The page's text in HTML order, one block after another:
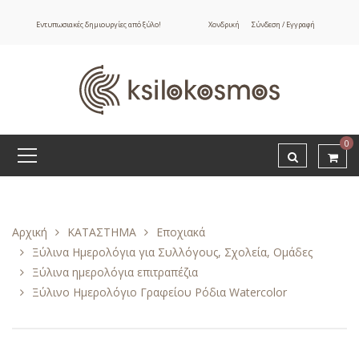
Εντυπωσιακές δημιουργίες από ξύλο! Χονδρική Σύνδεση / Εγγραφή
0
Αρχική ΚΑΤΑΣΤΗΜΑ
Εποχιακά
Ξύλινα Ημερολόγια για Συλλόγους, Σχολεία, Ομάδες
Ξύλινα ημερολόγια επιτραπέζια
Ξύλινο Ημερολόγιο Γραφείου Ρόδια Watercolor